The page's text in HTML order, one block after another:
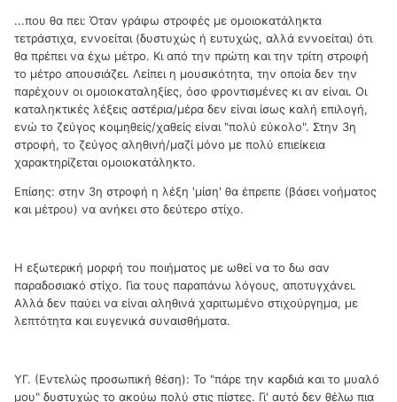
...που θα πει: Όταν γράφω στροφές με ομοιοκατάληκτα
τετράστιχα, εννοείται (δυστυχώς ή ευτυχώς, αλλά εννοείται) ότι
θα πρέπει να έχω μέτρο. Κι από την πρώτη και την τρίτη στροφή
το μέτρο απουσιάζει. Λείπει η μουσικότητα, την οποία δεν την
παρέχουν οι ομοιοκαταληξίες, όσο φροντισμένες κι αν είναι. Οι
καταληκτικές λέξεις αστέρια/μέρα δεν είναι ίσως καλή επιλογή,
ενώ το ζεύγος κοιμηθείς/χαθείς είναι "πολύ εύκολο". Στην 3η
στροφή, το ζεύγος αληθινή/μαζί μόνο με πολύ επιείκεια
χαρακτηρίζεται ομοιοκατάληκτο.
Επίσης: στην 3η στροφή η λέξη 'μίση' θα έπρεπε (βάσει νοήματος
και μέτρου) να ανήκει στο δεύτερο στίχο.
Η εξωτερική μορφή του ποιήματος με ωθεί να το δω σαν
παραδοσιακό στίχο. Για τους παραπάνω λόγους, αποτυγχάνει.
Αλλά δεν παύει να είναι αληθινά χαριτωμένο στιχούργημα, με
λεπτότητα και ευγενικά συναισθήματα.
ΥΓ. (Εντελώς προσωπική θέση): Το "πάρε την καρδιά και το μυαλό
μου" δυστυχώς το ακούω πολύ στις πίστες. Γι' αυτό δεν θέλω πια